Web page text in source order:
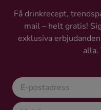
Få drinkrecept,
mail – helt gratis!
exklusiva
alla.